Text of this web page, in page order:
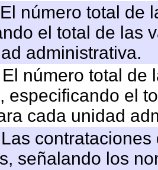
número total de
el total de las
administrativa.
número total de
especificando el
cada unidad
señalando los